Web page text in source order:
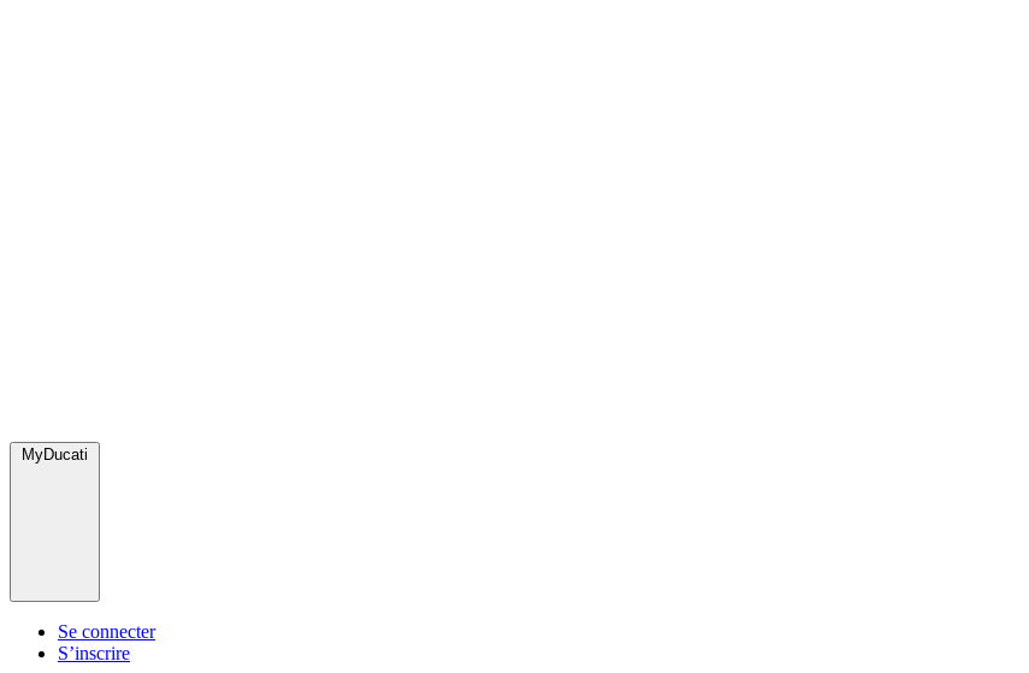
MyDucati
Se connecter
S’inscrire